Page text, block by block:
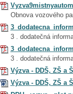
Obnova vozového
3 . dodatečná
3 . dodatečná
Výzva - DDŠ, ZŠ a
Výzva - DDŠ, ZŠ a